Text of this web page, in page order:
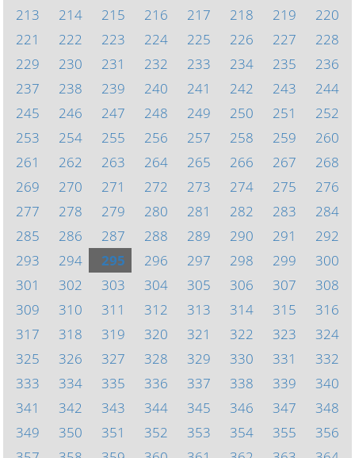
213
214 215 216 217 218 219
220
221
222 223 224 225 226 227
228
229
230 231 232 233 234 235
236
237
238 239 240 241 242 243
244
245
246 247 248 249 250 251
252
253
254 255 256 257 258 259
260
261
262 263 264 265 266 267
268
269
270 271 272 273 274 275
276
277
278 279 280 281 282 283
284
285
286 287 288 289 290 291
292
293
294 295 296 297 298 299
300
301
302 303 304 305 306 307
308
309
310 311 312 313 314 315
316
317
318 319 320 321 322 323
324
325
326 327 328 329 330 331
332
333
334 335 336 337 338 339
340
341
342 343 344 345 346 347
348
349
350 351 352 353 354 355
356